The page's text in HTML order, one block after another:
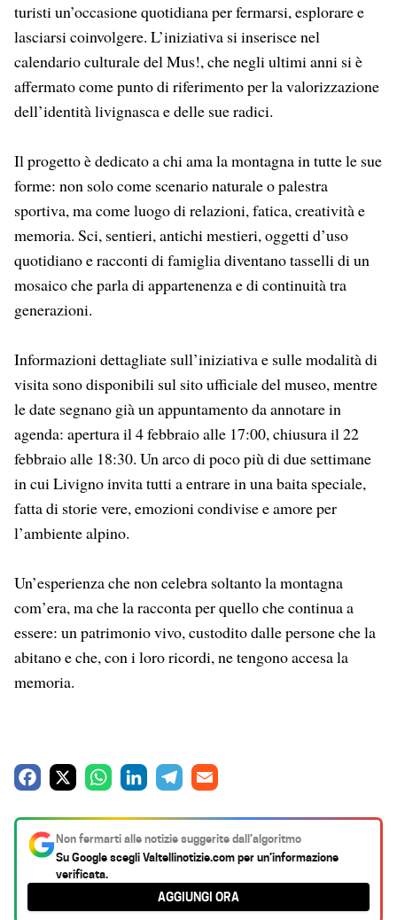
turisti un’occasione quotidiana per fermarsi, esplorare e
lasciarsi coinvolgere. L’iniziativa si inserisce nel
calendario culturale del Mus!, che negli ultimi anni si è
affermato come punto di riferimento per la valorizzazione
dell’identità livignasca e delle sue radici.
Il progetto è dedicato a chi ama la montagna in tutte le sue
forme: non solo come scenario naturale o palestra
sportiva, ma come luogo di relazioni, fatica, creatività e
memoria. Sci, sentieri, antichi mestieri, oggetti d’uso
quotidiano e racconti di famiglia diventano tasselli di un
mosaico che parla di appartenenza e di continuità tra
generazioni.
Informazioni dettagliate sull’iniziativa e sulle modalità di
visita sono disponibili sul sito ufficiale del museo, mentre
le date segnano già un appuntamento da annotare in
agenda: apertura il 4 febbraio alle 17:00, chiusura il 22
febbraio alle 18:30. Un arco di poco più di due settimane
in cui Livigno invita tutti a entrare in una baita speciale,
fatta di storie vere, emozioni condivise e amore per
l’ambiente alpino.
Un’esperienza che non celebra soltanto la montagna
com’era, ma che la racconta per quello che continua a
essere: un patrimonio vivo, custodito dalle persone che la
abitano e che, con i loro ricordi, ne tengono accesa la
memoria.
c
e
b
o
X
W
t
s
A
k
e
d
e
g
r
a
i
l
Non fermarti alle notizie suggerite dall’algoritmo
Su Google scegliValtellinotizie.comper un’informazione
verificata.
AGGIUNGI ORA